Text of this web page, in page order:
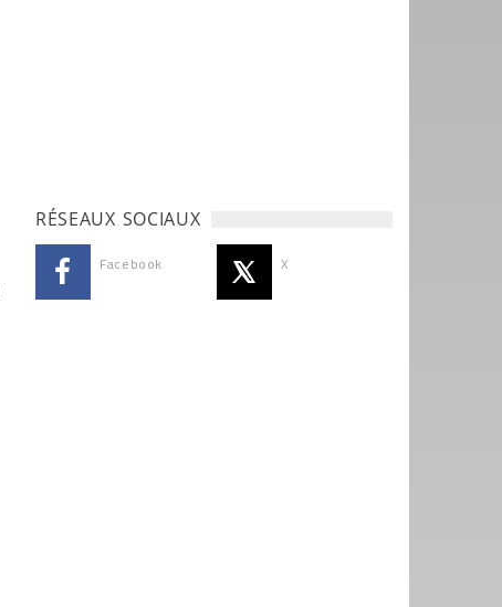
RÉSEAUX SOCIAUX
Facebook X